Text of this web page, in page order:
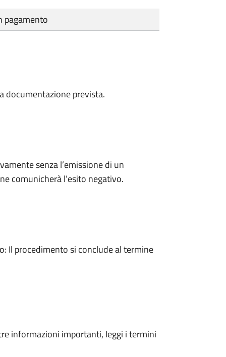
pagamento
documentazione prevista.
senza l’emissione di un
comunicherà l’esito negativo.
Il procedimento si conclude al termine
informazioni importanti, leggi i termini